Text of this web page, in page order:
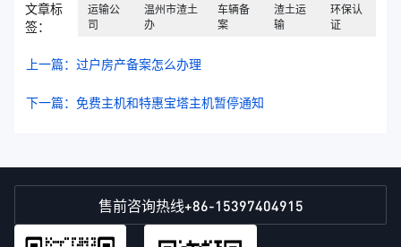
文章标
签：
运输公
司
温州市渣土
办
车辆备
案
渣土运
输
环保认
证
上一篇：过户房产备案怎么办理
下一篇：免费主机和特惠宝塔主机暂停通知
售前咨询热线+86-15397404915